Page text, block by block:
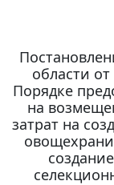
области
Порядке
на
затрат на